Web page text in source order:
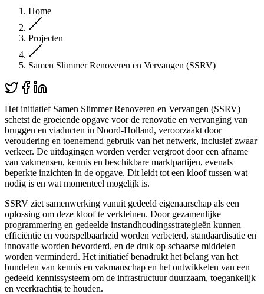
Home
Projecten
Samen Slimmer Renoveren en Vervangen (SSRV)
Het initiatief Samen Slimmer Renoveren en Vervangen (SSRV)
schetst de groeiende opgave voor de renovatie en vervanging van
bruggen en viaducten in Noord-Holland, veroorzaakt door
veroudering en toenemend gebruik van het netwerk, inclusief zwaar
verkeer. De uitdagingen worden verder vergroot door een afname
van vakmensen, kennis en beschikbare marktpartijen, evenals
beperkte inzichten in de opgave. Dit leidt tot een kloof tussen wat
nodig is en wat momenteel mogelijk is.
SSRV ziet samenwerking vanuit gedeeld eigenaarschap als een
oplossing om deze kloof te verkleinen. Door gezamenlijke
programmering en gedeelde instandhoudingsstrategieën kunnen
efficiëntie en voorspelbaarheid worden verbeterd, standaardisatie en
innovatie worden bevorderd, en de druk op schaarse middelen
worden verminderd. Het initiatief benadrukt het belang van het
bundelen van kennis en vakmanschap en het ontwikkelen van een
gedeeld kennissysteem om de infrastructuur duurzaam, toegankelijk
en veerkrachtig te houden.